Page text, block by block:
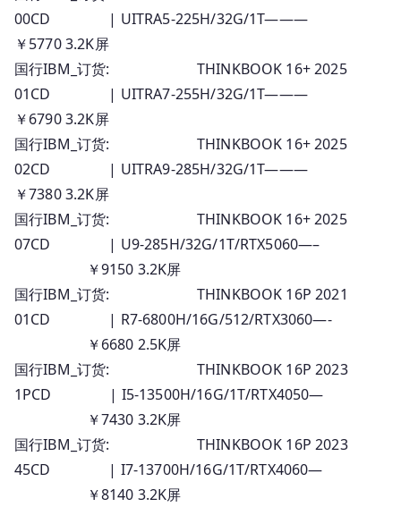
00CD | UITRA5-225H/32G/1T———
￥5770 3.2K屏
国行IBM_订货: THINKBOOK 16+ 2025
01CD | UITRA7-255H/32G/1T———
￥6790 3.2K屏
国行IBM_订货: THINKBOOK 16+ 2025
02CD | UITRA9-285H/32G/1T———
￥7380 3.2K屏
国行IBM_订货: THINKBOOK 16+ 2025
07CD | U9-285H/32G/1T/RTX5060—–
￥9150 3.2K屏
国行IBM_订货: THINKBOOK 16P 2021
01CD | R7-6800H/16G/512/RTX3060—-
￥6680 2.5K屏
国行IBM_订货: THINKBOOK 16P 2023
1PCD | I5-13500H/16G/1T/RTX4050—
￥7430 3.2K屏
国行IBM_订货: THINKBOOK 16P 2023
45CD | I7-13700H/16G/1T/RTX4060—
￥8140 3.2K屏